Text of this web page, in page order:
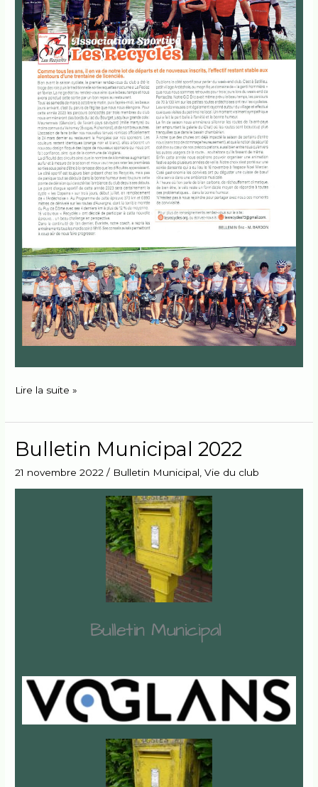
Lire la suite »
Bulletin Municipal 2022
21 novembre 2022/ Bulletin Municipal ,Vie du club
Bulletin Municipal
Bulletin